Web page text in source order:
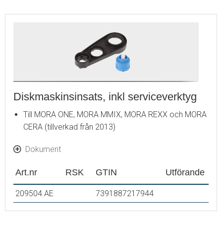
Diskmaskinsinsats, inkl serviceverktyg
Till MORA ONE, MORA MMIX, MORA REXX och MORA
CERA (tillverkad från 2013)
Dokument
Art.nr RSK GTIN Utförande
209504.AE 7391887217944